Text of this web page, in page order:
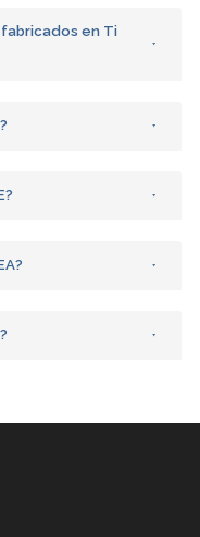
en Ti